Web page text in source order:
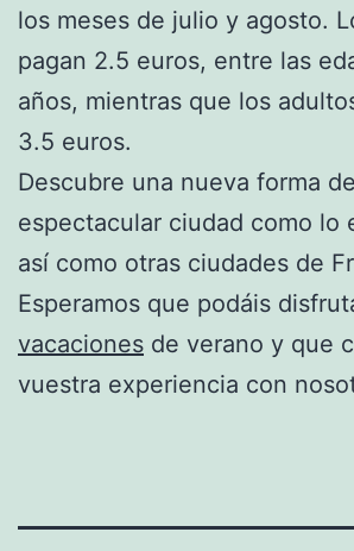
los meses de julio y agosto.
pagan 2.5 euros, entre las
años, mientras que los
3.5 euros.
Descubre una nueva forma
espectacular ciudad como lo
así como otras ciudades de
Esperamos que podáis
vacaciones de verano y que
vuestra experiencia con